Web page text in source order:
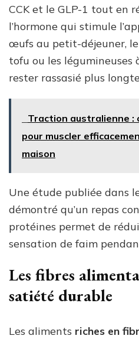
CCK et le GLP-1 tout en
l’hormone qui stimule
œufs au petit-déjeuner, le
tofu ou les légumineuses
rester rassasié plus
Traction australienne :
pour muscler
maison
Une étude publiée dans
démontré qu’un repas
protéines permet de
sensation de faim
Les fibres
satiété durable
Les aliments riches en